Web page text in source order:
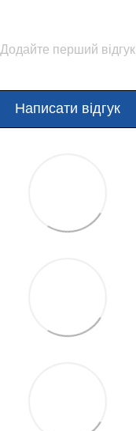
Додайте перший відгук
Написати відгук